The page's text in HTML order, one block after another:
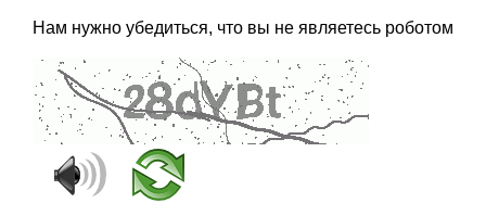
Нам нужно убедиться, что вы не являетесь роботом